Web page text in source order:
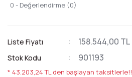
0 - Değerlendirme (0)
Liste Fiyatı 158.544,00 TL
Stok Kodu 901193
* 43.203,24 TL den başlayan taksitlerle!!